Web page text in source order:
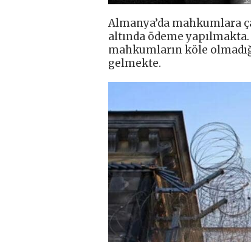
Almanya’da mahkumlara
altında ödeme
mahkumların köle
gelmekte.